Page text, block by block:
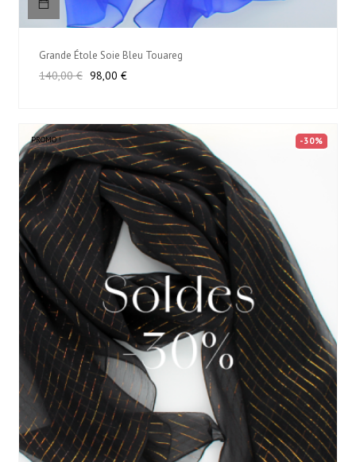
Grande Étole Soie Bleu Touareg
Prix
140,00 € Prix
98,00 €
PROMO ! -30%